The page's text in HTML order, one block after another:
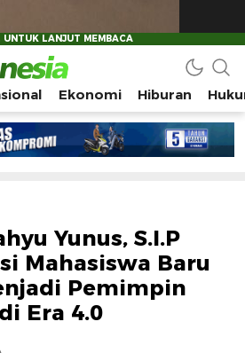
Secara Utuh
Ekonomi Hiburan
Yunus, S.I.P
Mahasiswa Baru
Pemimpin
Era 4.0